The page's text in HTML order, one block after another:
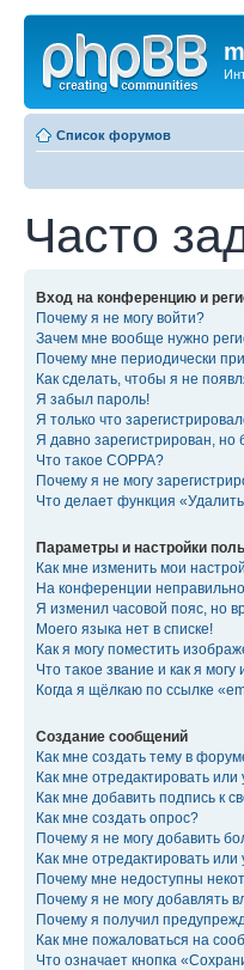
Список форумов
Часто
Вход на конференцию и
Почему я не могу войти?
Зачем мне вообще нужно
Почему мне периодически
Как сделать, чтобы я не
Я забыл пароль!
Я только что
Я давно зарегистрирован, но
Что такое COPPA?
Почему я не могу
Что делает функция
Параметры и настройки
Как мне изменить мои
На конференции
Я изменил часовой пояс, но
Моего языка нет в списке!
Как я могу поместить
Что такое звание и как я могу
Когда я щёлкаю по ссылке
Создание сообщений
Как мне создать тему в
Как мне отредактировать
Как мне добавить подпись к
Как мне создать опрос?
Почему я не могу добавить
Как мне отредактировать или
Почему мне недоступны
Почему я не могу добавлять
Почему я получил
Как мне пожаловаться на
Что означает кнопка